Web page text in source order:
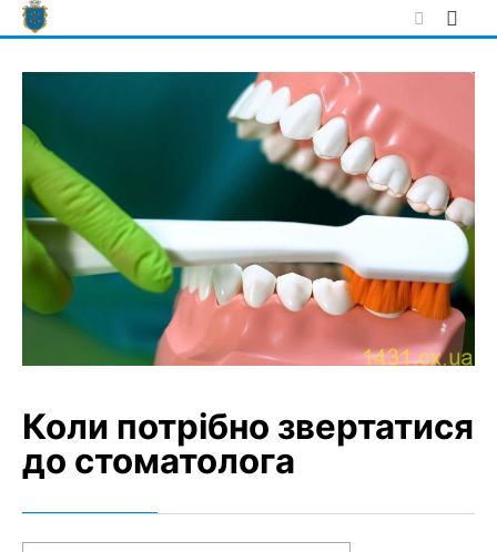
Skip
to
Коли потрібно звертатися
до стоматолога